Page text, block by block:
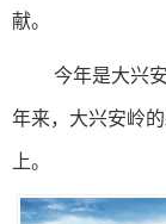
献。
今年是大兴
年来，大兴安岭
上。